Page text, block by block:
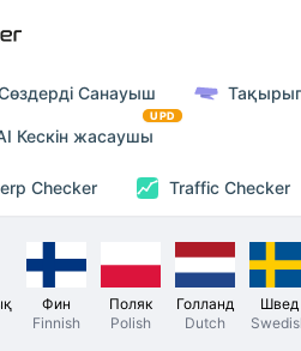
Санауыш
Кескін жасаушы
UPD
Checker Traffic Checker
Фин
Finnish
Поляк
Polish
Голланд
Dutch
Швед